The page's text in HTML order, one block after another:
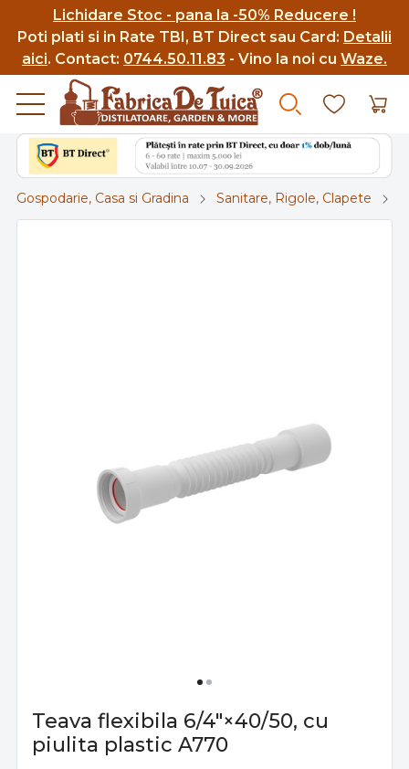
Lichidare Stoc - pana la -50% Reducere !
Poti plati si in Rate TBI, BT Direct sau Card: Detalii
aici. Contact: 0744.50.11.83 - Vino la noi cu Waze.
Gospodarie, Casa si Gradina Sanitare, Rigole, Clapete
Teava flexibila 6/4"×40/50, cu
piulita plastic A770